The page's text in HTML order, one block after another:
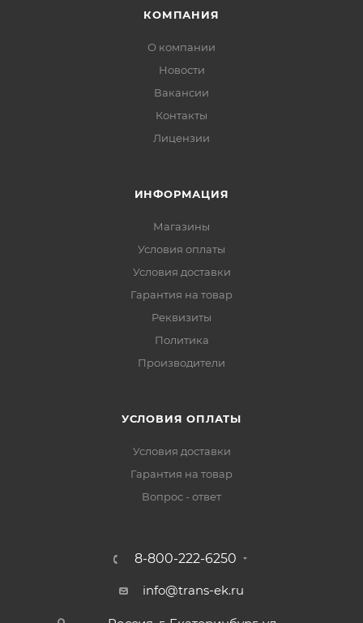
КОМПАНИЯ
О компании
Новости
Вакансии
Контакты
Лицензии
ИНФОРМАЦИЯ
Магазины
Условия оплаты
Условия доставки
Гарантия на товар
Реквизиты
Политика
Производители
УСЛОВИЯ ОПЛАТЫ
Условия доставки
Гарантия на товар
Вопрос - ответ
8-800-222-6250
info@trans-ek.ru